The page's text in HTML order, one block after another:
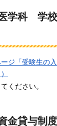
学科 学
ジ「受験生の
ください。
金貸与制度